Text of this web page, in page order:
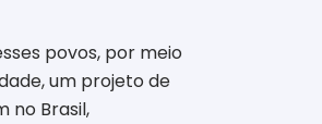
povos, por meio
um projeto de
no Brasil,